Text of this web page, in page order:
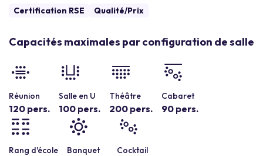
Certification RSE
Qualité/Prix
Capacités maximales par configuration de salle
Réunion
120 pers.
Salle en U
100 pers.
Théâtre
200 pers.
Cabaret
90 pers.
Rang d'école Banquet Cocktail